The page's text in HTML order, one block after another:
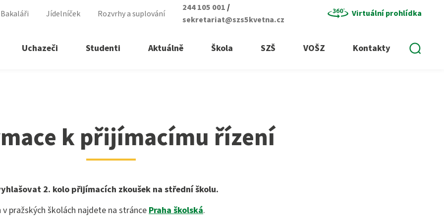
Uchazeči Studenti Aktuálně Škola SZŠ
sestra
služby
zdravotnictví
VOŠZ
nutriční terapeut
Kontakty
Bakaláři Jídelníček Rozvrhy a suplování
244 105 001/
sekretariat@szs5kvetna.cz
Virtuální prohlídka
k přijímacímu řízení
2. kolo přijímacích zkoušek na střední školu.
pražských školách najdete na stráncePraha školská.